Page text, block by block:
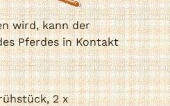
wird, kann der
Pferdes in Kontakt
2 x